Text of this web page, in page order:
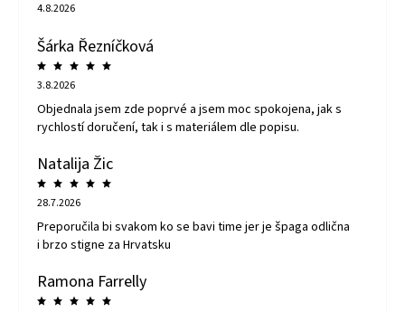
4.8.2026
Šárka Řezníčková
3.8.2026
Objednala jsem zde poprvé a jsem moc spokojena, jak s
rychlostí doručení, tak i s materiálem dle popisu.
Natalija Žic
28.7.2026
Preporučila bi svakom ko se bavi time jer je špaga odlična
i brzo stigne za Hrvatsku
Ramona Farrelly